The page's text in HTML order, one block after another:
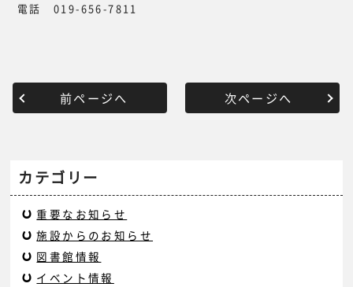
電話 019-656-7811
前ページへ 次ページへ
カテゴリー
重要なお知らせ
施設からのお知らせ
図書館情報
イベント情報